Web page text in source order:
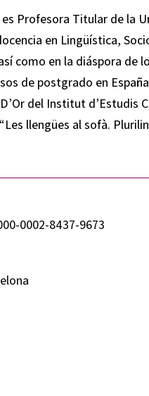
Profesora Titular de la
en Lingüística,
como en la diáspora de
de postgrado en
del Institut d’Estudis
llengües al sofà.
0002-8437-9673